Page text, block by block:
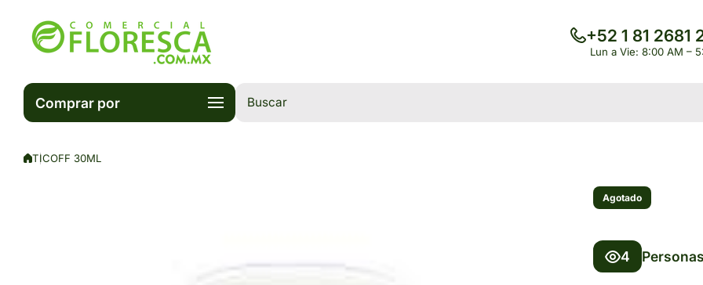
+52 1 81 2681
Lun a Vie: 8:00 AM –
Comprar por Buscar
TICOFF 30ML
Agotado
4